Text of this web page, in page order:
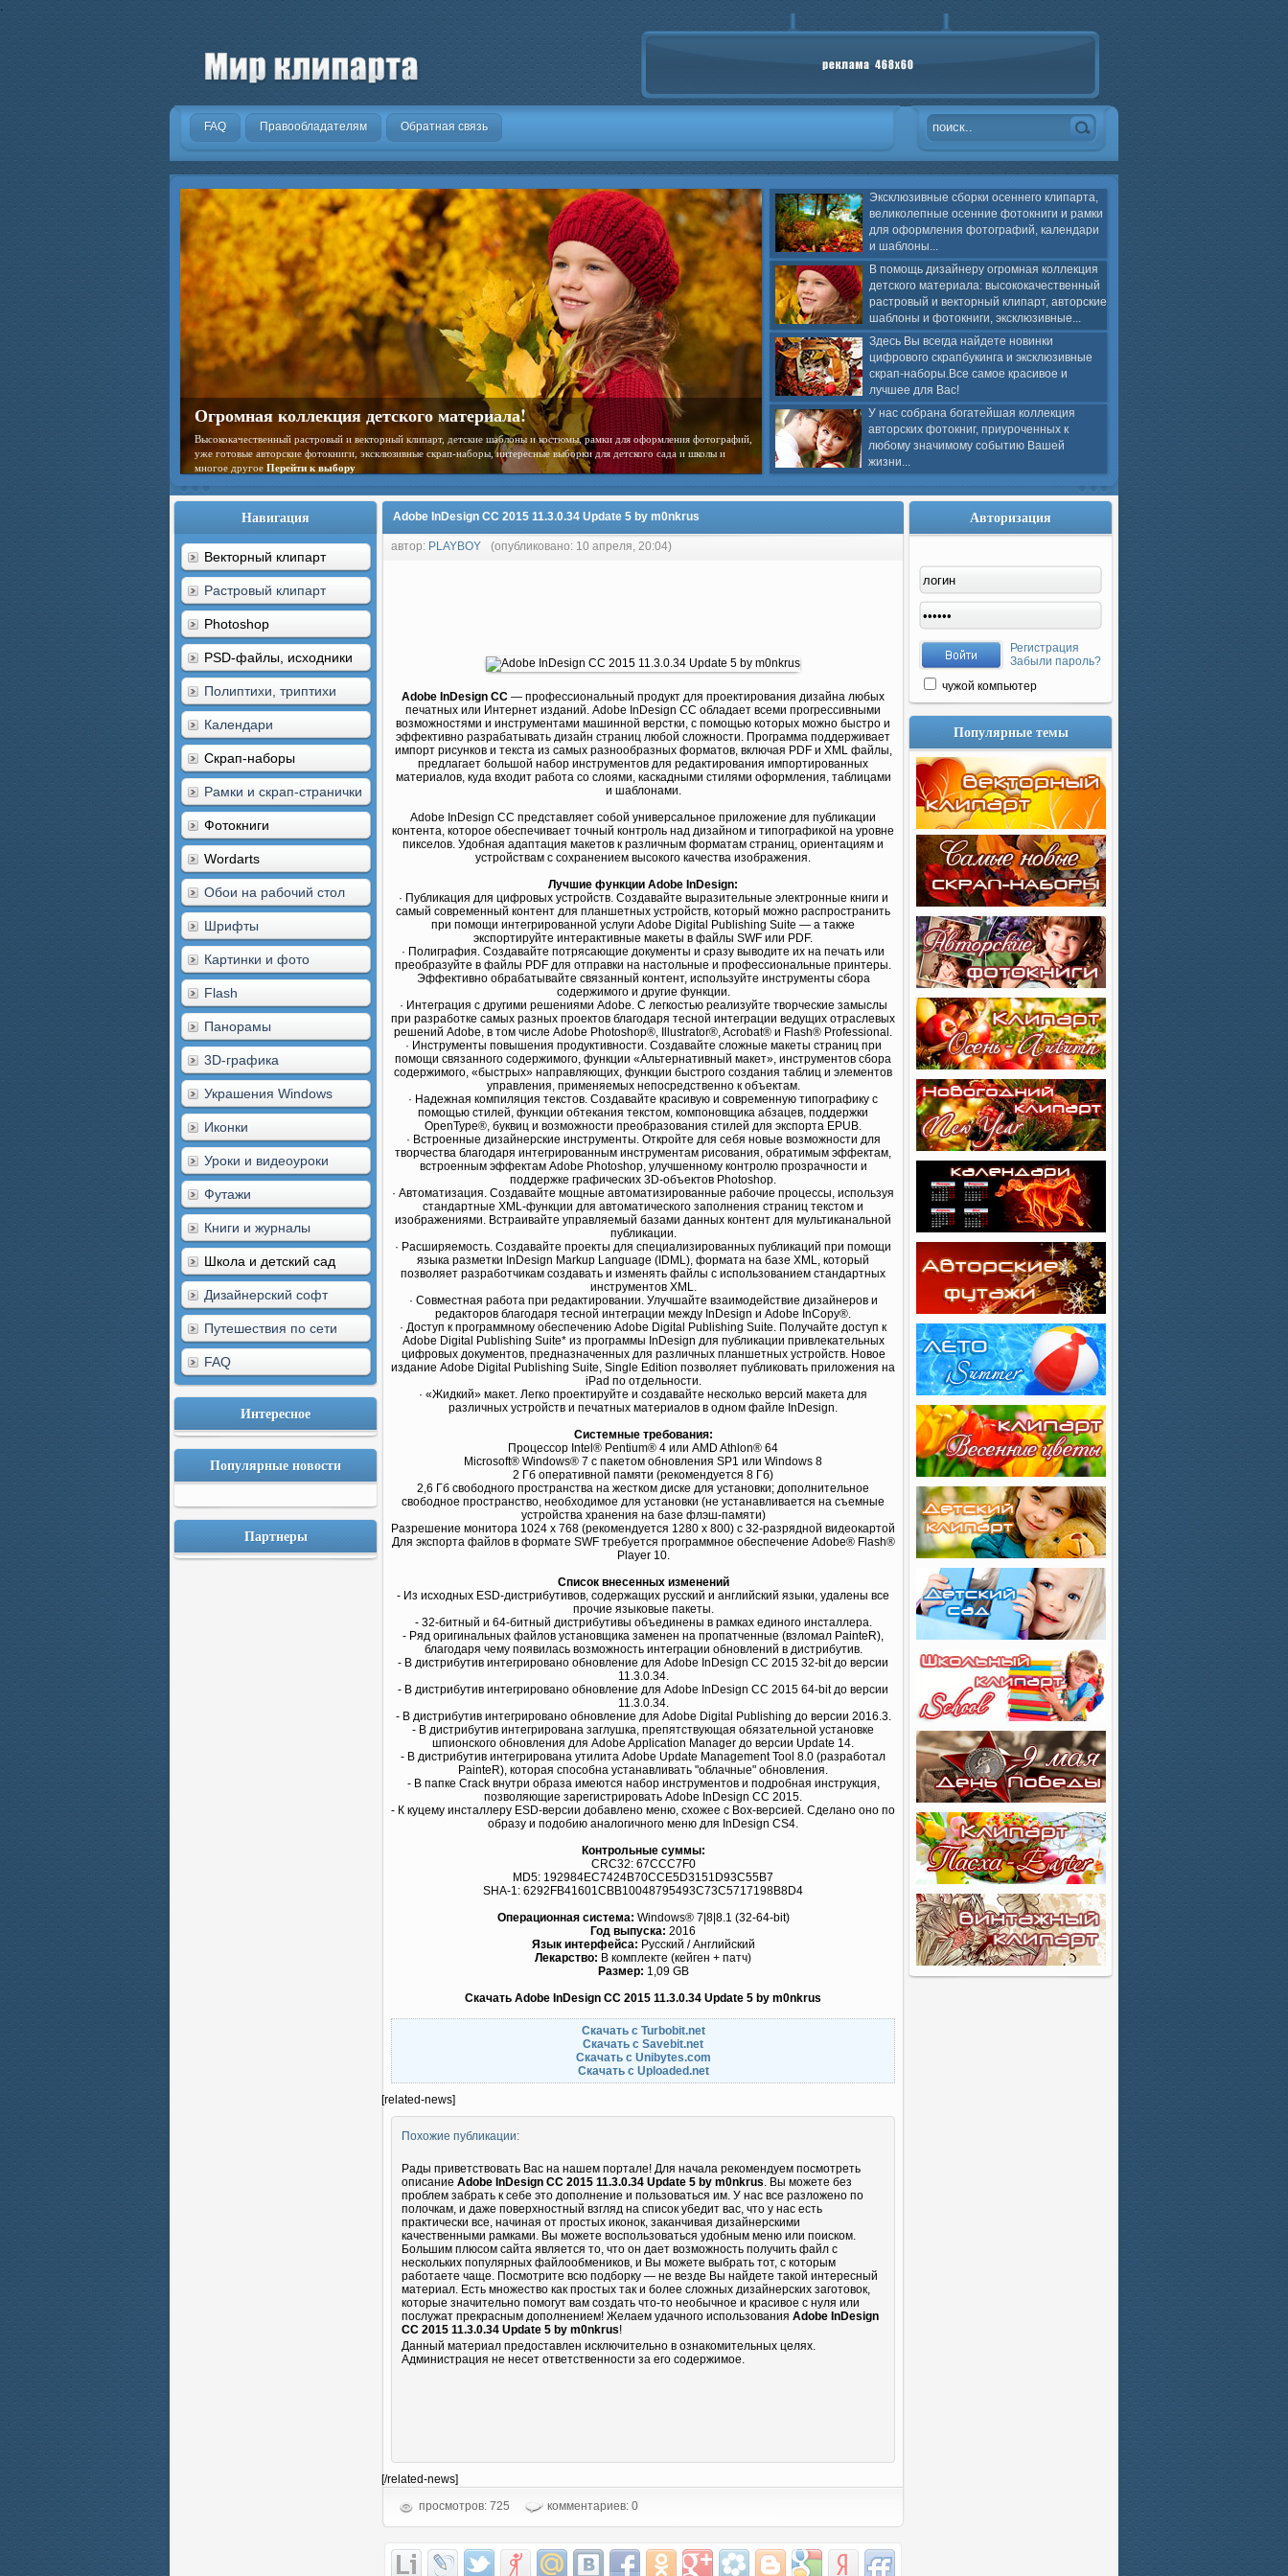
.
FAQ Правообладателям Обратная связь
Эксклюзивные сборки осеннего клипарта,
великолепные осенние фотокниги и рамки
для оформления фотографий, календари
и шаблоны...
В помощь дизайнеру огромная коллекция
детского материала: высококачественный
растровый и векторный клипарт, авторские
шаблоны и фотокниги, эксклюзивные...
Здесь Вы всегда найдете новинки
цифрового скрапбукинга и эксклюзивные
скрап-наборы.Все самое красивое и
лучшее для Вас!
У нас собрана богатейшая коллекция
авторских фотокниг, приуроченных к
любому значимому событию Вашей
жизни...
Огромная коллекция детского материала!
Высококачественный растровый и векторный клипарт, детские шаблоны и костюмы, рамки для оформления фотографий,
уже готовые авторские фотокниги, эксклюзивные скрап-наборы, интересные выборки для детского сада и школы и
многое другое Перейти к выбору
Навигация
Векторный клипарт
Растровый клипарт
Photoshop
PSD-файлы, исходники
Полиптихи, триптихи
Календари
Скрап-наборы
Рамки и скрап-странички
Фотокниги
Wordarts
Обои на рабочий стол
Шрифты
Картинки и фото
Flash
Панорамы
3D-графика
Украшения Windows
Иконки
Уроки и видеоуроки
Футажи
Книги и журналы
Школа и детский сад
Дизайнерский софт
Путешествия по сети
FAQ
Интересное
Популярные новости
Партнеры
Adobe InDesign CC 2015 11.3.0.34 Update 5 by m0nkrus
автор: PLAYBOY (опубликовано: 10 апреля, 20:04)
Adobe InDesign CC — профессиональный продукт для проектирования дизайна любых
печатных или Интернет изданий. Adobe InDesign CC обладает всеми прогрессивными
возможностями и инструментами машинной верстки, с помощью которых можно быстро и
эффективно разрабатывать дизайн страниц любой сложности. Программа поддерживает
импорт рисунков и текста из самых разнообразных форматов, включая PDF и XML файлы,
предлагает большой набор инструментов для редактирования импортированных
материалов, куда входит работа со слоями, каскадными стилями оформления, таблицами
и шаблонами.
Adobe InDesign CC представляет собой универсальное приложение для публикации
контента, которое обеспечивает точный контроль над дизайном и типографикой на уровне
пикселов. Удобная адаптация макетов к различным форматам страниц, ориентациям и
устройствам с сохранением высокого качества изображения.
Лучшие функции Adobe InDesign:
· Публикация для цифровых устройств. Создавайте выразительные электронные книги и
самый современный контент для планшетных устройств, который можно распространить
при помощи интегрированной услуги Adobe Digital Publishing Suite — а также
экспортируйте интерактивные макеты в файлы SWF или PDF.
· Полиграфия. Создавайте потрясающие документы и сразу выводите их на печать или
преобразуйте в файлы PDF для отправки на настольные и профессиональные принтеры.
Эффективно обрабатывайте связанный контент, используйте инструменты сбора
содержимого и другие функции.
· Интеграция с другими решениями Adobe. С легкостью реализуйте творческие замыслы
при разработке самых разных проектов благодаря тесной интеграции ведущих отраслевых
решений Adobe, в том числе Adobe Photoshop®, Illustrator®, Acrobat® и Flash® Professional.
· Инструменты повышения продуктивности. Создавайте сложные макеты страниц при
помощи связанного содержимого, функции «Альтернативный макет», инструментов сбора
содержимого, «быстрых» направляющих, функции быстрого создания таблиц и элементов
управления, применяемых непосредственно к объектам.
· Надежная компиляция текстов. Создавайте красивую и современную типографику с
помощью стилей, функции обтекания текстом, компоновщика абзацев, поддержки
OpenType®, буквиц и возможности преобразования стилей для экспорта EPUB.
· Встроенные дизайнерские инструменты. Откройте для себя новые возможности для
творчества благодаря интегрированным инструментам рисования, обратимым эффектам,
встроенным эффектам Adobe Photoshop, улучшенному контролю прозрачности и
поддержке графических 3D-объектов Photoshop.
· Автоматизация. Создавайте мощные автоматизированные рабочие процессы, используя
стандартные XML-функции для автоматического заполнения страниц текстом и
изображениями. Встраивайте управляемый базами данных контент для мультиканальной
публикации.
· Расширяемость. Создавайте проекты для специализированных публикаций при помощи
языка разметки InDesign Markup Language (IDML), формата на базе XML, который
позволяет разработчикам создавать и изменять файлы с использованием стандартных
инструментов XML.
· Совместная работа при редактировании. Улучшайте взаимодействие дизайнеров и
редакторов благодаря тесной интеграции между InDesign и Adobe InCopy®.
· Доступ к программному обеспечению Adobe Digital Publishing Suite. Получайте доступ к
Adobe Digital Publishing Suite* из программы InDesign для публикации привлекательных
цифровых документов, предназначенных для различных планшетных устройств. Новое
издание Adobe Digital Publishing Suite, Single Edition позволяет публиковать приложения на
iPad по отдельности.
· «Жидкий» макет. Легко проектируйте и создавайте несколько версий макета для
различных устройств и печатных материалов в одном файле InDesign.
Системные требования:
Процессор Intel® Pentium® 4 или AMD Athlon® 64
Microsoft® Windows® 7 с пакетом обновления SP1 или Windows 8
2 Гб оперативной памяти (рекомендуется 8 Гб)
2,6 Гб свободного пространства на жестком диске для установки; дополнительное
свободное пространство, необходимое для установки (не устанавливается на съемные
устройства хранения на базе флэш-памяти)
Разрешение монитора 1024 x 768 (рекомендуется 1280 x 800) с 32-разрядной видеокартой
Для экспорта файлов в формате SWF требуется программное обеспечение Adobe® Flash®
Player 10.
Список внесенных изменений
- Из исходных ESD-дистрибутивов, содержащих русский и английский языки, удалены все
прочие языковые пакеты.
- 32-битный и 64-битный дистрибутивы объединены в рамках единого инсталлера.
- Ряд оригинальных файлов установщика заменен на пропатченные (взломал PainteR),
благодаря чему появилась возможность интеграции обновлений в дистрибутив.
- В дистрибутив интегрировано обновление для Adobe InDesign CC 2015 32-bit до версии
11.3.0.34.
- В дистрибутив интегрировано обновление для Adobe InDesign CC 2015 64-bit до версии
11.3.0.34.
- В дистрибутив интегрировано обновление для Adobe Digital Publishing до версии 2016.3.
- В дистрибутив интегрирована заглушка, препятствующая обязательной установке
шпионского обновления для Adobe Application Manager до версии Update 14.
- В дистрибутив интегрирована утилита Adobe Update Management Tool 8.0 (разработал
PainteR), которая способна устанавливать "облачные" обновления.
- В папке Crack внутри образа имеются набор инструментов и подробная инструкция,
позволяющие зарегистрировать Adobe InDesign CС 2015.
- К куцему инсталлеру ESD-версии добавлено меню, схожее с Box-версией. Сделано оно по
образу и подобию аналогичного меню для InDesign CS4.
Контрольные суммы:
CRC32: 67CCC7F0
MD5: 192984EC7424B70CCE5D3151D93C55B7
SHA-1: 6292FB41601CBB10048795493C73C5717198B8D4
Операционная система: Windows® 7|8|8.1 (32-64-bit)
Год выпуска: 2016
Язык интерфейса: Русский / Английский
Лекарство: В комплекте (кейген + патч)
Размер: 1,09 GB
Скачать Adobe InDesign CC 2015 11.3.0.34 Update 5 by m0nkrus
Скачать с Turbobit.net
Скачать с Savebit.net
Скачать с Unibytes.com
Скачать с Uploaded.net
[related-news]
Похожие публикации:
Рады приветствовать Вас на нашем портале! Для начала рекомендуем посмотреть
описание Adobe InDesign CC 2015 11.3.0.34 Update 5 by m0nkrus. Вы можете без
проблем забрать к себе это дополнение и пользоваться им. У нас все разложено по
полочкам, и даже поверхностный взгляд на список убедит вас, что у нас есть
практически все, начиная от простых иконок, заканчивая дизайнерскими
качественными рамками. Вы можете воспользоваться удобным меню или поиском.
Большим плюсом сайта является то, что он дает возможность получить файл с
нескольких популярных файлообмеников, и Вы можете выбрать тот, с которым
работаете чаще. Посмотрите всю подборку — не везде Вы найдете такой интересный
материал. Есть множество как простых так и более сложных дизайнерских заготовок,
которые значительно помогут вам создать что-то необычное и красивое с нуля или
послужат прекрасным дополнением! Желаем удачного использования Adobe InDesign
CC 2015 11.3.0.34 Update 5 by m0nkrus!
Данный материал предоставлен исключительно в ознакомительных целях.
Администрация не несет ответственности за его содержимое.
[/related-news]
просмотров: 725
комментариев: 0
Авторизация
Регистрация
Забыли пароль?
чужой компьютер
Популярные темы